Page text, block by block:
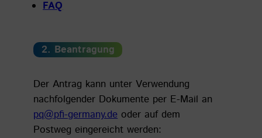
FAQ
2. Beantragung
Der Antrag kann unter Verwendung
nachfolgender Dokumente per E-Mail an
pq@pfi-germany.de oder auf dem
Postweg eingereicht werden: